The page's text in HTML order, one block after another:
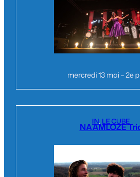
mercredi 13 mai – 2e
IN, LE CUBE
NAAMLOZE